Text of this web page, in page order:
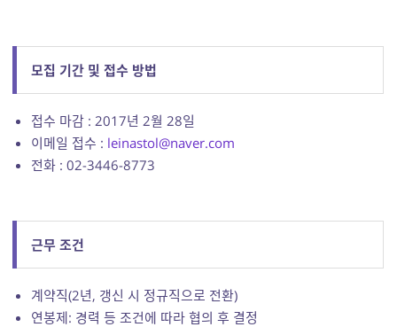
모집 기간 및 접수 방법
접수 마감 : 2017년 2월 28일
이메일 접수 : leinastol@naver.com
전화 : 02-3446-8773
근무 조건
계약직(2년, 갱신 시 정규직으로 전환)
연봉제: 경력 등 조건에 따라 협의 후 결정